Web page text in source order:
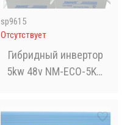
sp9615
Отсутствует
Гибридный инвертор
5kw 48v NM-ECO-5KW